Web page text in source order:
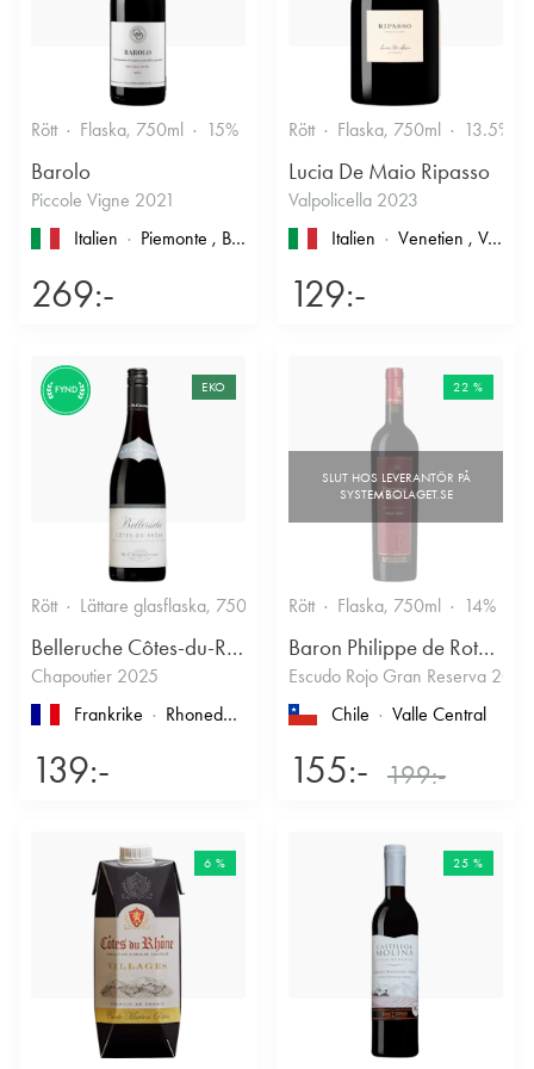
Rött Flaska, 750ml 15% Stramt & Nyanserat
Barolo
Piccole Vigne 2021
Italien
Piemonte , Barolo
269:-
Rött Flaska, 750ml 13.5%
Lucia De Maio Ripasso
Valpolicella 2023
Italien
Venetien , Valpolicella
129:-
FYND EKO
Rött Lättare glasflaska, 750ml 13.5% Kryddigt & Mustigt
Belleruche Côtes-du-Rhône
Chapoutier 2025
Frankrike
Rhonedalen , Côtes du Rhône
139:-
22 %
Rött Flaska, 750ml 14%
Baron Philippe de Rothschild Chile SA
Escudo Rojo Gran Reserva 2022
Chile
Valle Central
155:- 199:-
6 % 25 %